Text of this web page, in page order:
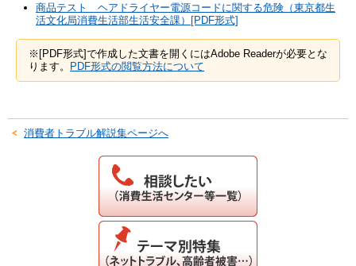
商品テスト ヘアドライヤー電源コードに関する危険（東京都生
活文化局消費生活部生活安全課）[PDF形式]
※[PDF形式]で作成した文書を開くにはAdobe Readerが必要とな
ります。 PDF形式の閲覧方法について
消費者トラブル解説集ページへ